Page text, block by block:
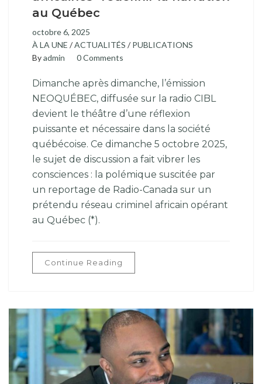
au Québec
octobre 6, 2025
À LA UNE /ACTUALITÉS /PUBLICATIONS
Byadmin 0 Comments
Dimanche après dimanche, l’émission
NEOQUÉBEC, diffusée sur la radio CIBL
devient le théâtre d’une réflexion
puissante et nécessaire dans la société
québécoise. Ce dimanche 5 octobre 2025,
le sujet de discussion a fait vibrer les
consciences : la polémique suscitée par
un reportage de Radio-Canada sur un
prétendu réseau criminel africain opérant
au Québec (*).
Continue Reading